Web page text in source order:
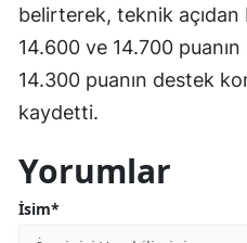
belirterek, teknik açıdan
14.600 ve 14.700
14.300 puanın destek
kaydetti.
Yorumlar
İsim*